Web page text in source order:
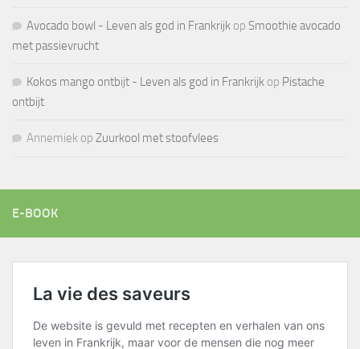
Avocado bowl - Leven als god in Frankrijk op Smoothie avocado
met passievrucht
Kokos mango ontbijt - Leven als god in Frankrijk op Pistache
ontbijt
Annemiek op Zuurkool met stoofvlees
E-BOOK